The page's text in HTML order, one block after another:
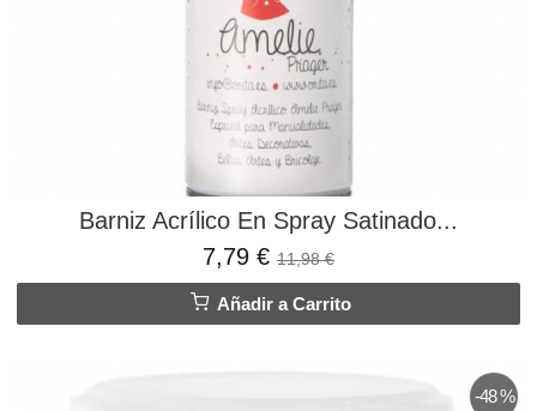
Barniz Acrílico En Spray Satinado...
7,79 € 11,98 €
Añadir a Carrito
-48 %